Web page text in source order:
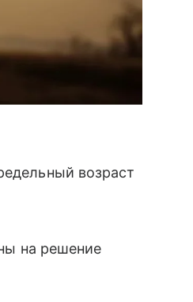
возраст
на решение